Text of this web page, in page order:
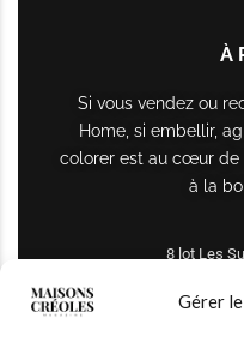
Gérer
À
Si vous vendez ou
Home, si embellir,
colorer est au cœur de
à la
8 lot Les